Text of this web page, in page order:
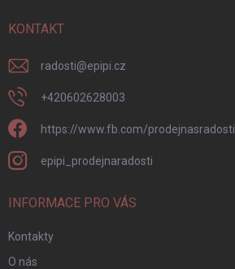
KONTAKT
radosti@epipi.cz
+420602628003
https://www.fb.com/prodejnasradosti
epipi_prodejnaradosti
INFORMACE PRO VÁS
Kontakty
O nás